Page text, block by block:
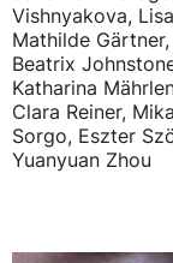
Vishnyakova,
Mathilde
Beatrix
Katharina
Clara Reiner,
Sorgo, Eszter
Yuanyuan Zhou